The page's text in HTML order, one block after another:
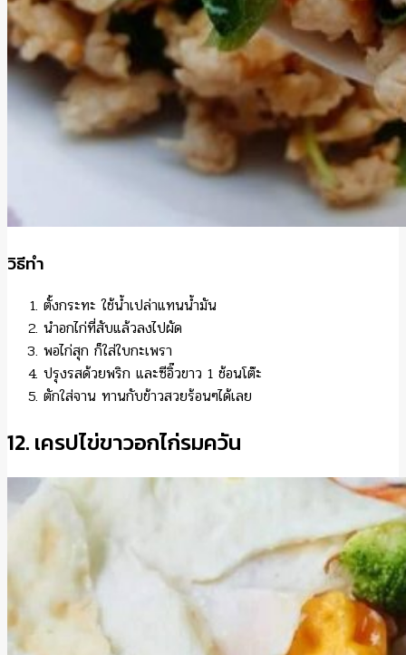
วิธีทำ
ตั้งกระทะ ใช้น้ำเปล่าแทนน้ำมัน
นำอกไก่ที่สับแล้วลงไปผัด
พอไก่สุก ก็ใส่ใบกะเพรา
ปรุงรสด้วยพริก และซีอิ๊วขาว 1 ช้อนโต๊ะ
ตักใส่จาน ทานกับข้าวสวยร้อนๆได้เลย
12. เครปไข่ขาวอกไก่รมควัน